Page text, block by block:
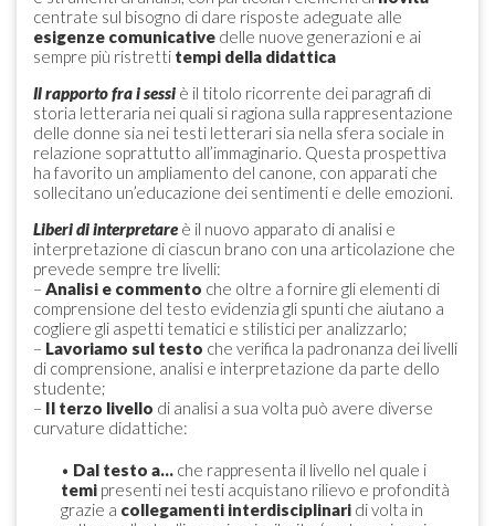
centrate sul bisogno di dare risposte adeguate alle
esigenze comunicative delle nuove generazioni e ai
sempre più ristretti tempi della didattica
Il rapporto fra i sessi è il titolo ricorrente dei paragrafi di
storia letteraria nei quali si ragiona sulla rappresentazione
delle donne sia nei testi letterari sia nella sfera sociale in
relazione soprattutto all’immaginario. Questa prospettiva
ha favorito un ampliamento del canone, con apparati che
sollecitano un’educazione dei sentimenti e delle emozioni.
Liberi di interpretare è il nuovo apparato di analisi e
interpretazione di ciascun brano con una articolazione che
prevede sempre tre livelli:
– Analisi e commento che oltre a fornire gli elementi di
comprensione del testo evidenzia gli spunti che aiutano a
cogliere gli aspetti tematici e stilistici per analizzarlo;
– Lavoriamo sul testo che verifica la padronanza dei livelli
di comprensione, analisi e interpretazione da parte dello
studente;
– Il terzo livello di analisi a sua volta può avere diverse
curvature didattiche:
• Dal testo a… che rappresenta il livello nel quale i
temi presenti nei testi acquistano rilievo e profondità
grazie a collegamenti interdisciplinari di volta in